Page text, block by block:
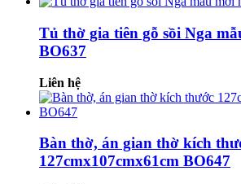
Tủ thờ gia tiên gỗ sồi Nga
BO637
Liên hệ
Bàn thờ, án gian thờ kích
127cmx107cmx61cm BO647